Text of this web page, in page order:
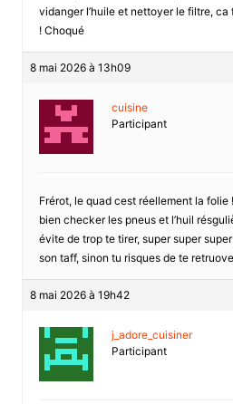
vidanger l’huile et nettoyer le filtre,
! Choqué
8 mai 2026 à 13h09
cuisine
Participant
Frérot, le quad cest réellement la folie
bien checker les pneus et l’huil
évite de trop te tirer, super super
son taff, sinon tu risques de te
8 mai 2026 à 19h42
j_adore_cuisiner
Participant